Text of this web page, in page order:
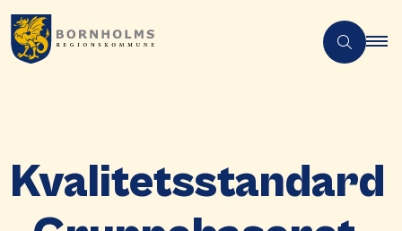
Kvalitetsstandard